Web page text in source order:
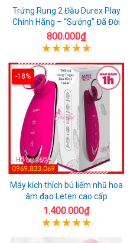
Trứng Rung 2 Đầu Durex Play
Chính Hãng – “Sướng” Đã Đời
800.000₫
-18%
Máy kích thích bú liếm nhũ hoa
âm đạo Leten cao cấp
1.400.000₫